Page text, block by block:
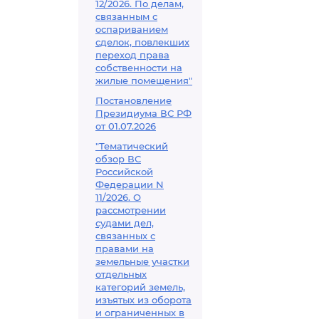
12/2026. По делам,
связанным с
оспариванием
сделок, повлекших
переход права
собственности на
жилые помещения"
Постановление
Президиума ВС РФ
от 01.07.2026
"Тематический
обзор ВС
Российской
Федерации N
11/2026. О
рассмотрении
судами дел,
связанных с
правами на
земельные участки
отдельных
категорий земель,
изъятых из оборота
и ограниченных в